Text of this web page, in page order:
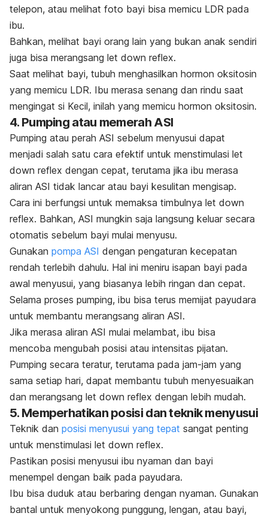
telepon, atau melihat foto bayi bisa memicu LDR pada
ibu.
Bahkan, melihat bayi orang lain yang bukan anak sendiri
juga bisa merangsang let down reflex.
Saat melihat bayi, tubuh menghasilkan hormon oksitosin
yang memicu LDR. Ibu merasa senang dan rindu saat
mengingat si Kecil, inilah yang memicu hormon oksitosin.
4. Pumping atau memerah ASI
Pumping atau perah ASI sebelum menyusui dapat
menjadi salah satu cara efektif untuk menstimulasi let
down reflex dengan cepat, terutama jika ibu merasa
aliran ASI tidak lancar atau bayi kesulitan mengisap.
Cara ini berfungsi untuk memaksa timbulnya let down
reflex. Bahkan, ASI mungkin saja langsung keluar secara
otomatis sebelum bayi mulai menyusu.
Gunakan pompa ASI dengan pengaturan kecepatan
rendah terlebih dahulu. Hal ini meniru isapan bayi pada
awal menyusui, yang biasanya lebih ringan dan cepat.
Selama proses pumping, ibu bisa terus memijat payudara
untuk membantu merangsang aliran ASI.
Jika merasa aliran ASI mulai melambat, ibu bisa
mencoba mengubah posisi atau intensitas pijatan.
Pumping secara teratur, terutama pada jam-jam yang
sama setiap hari, dapat membantu tubuh menyesuaikan
dan merangsang let down reflex dengan lebih mudah.
5. Memperhatikan posisi dan teknik menyusui
Teknik dan posisi menyusui yang tepat sangat penting
untuk menstimulasi let down reflex.
Pastikan posisi menyusui ibu nyaman dan bayi
menempel dengan baik pada payudara.
Ibu bisa duduk atau berbaring dengan nyaman. Gunakan
bantal untuk menyokong punggung, lengan, atau bayi,